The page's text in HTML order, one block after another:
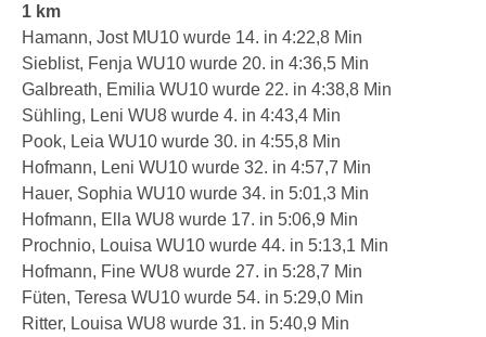
1 km
Hamann, Jost MU10 wurde 14. in 4:22,8 Min
Sieblist, Fenja WU10 wurde 20. in 4:36,5 Min
Galbreath, Emilia WU10 wurde 22. in 4:38,8 Min
Sühling, Leni WU8 wurde 4. in 4:43,4 Min
Pook, Leia WU10 wurde 30. in 4:55,8 Min
Hofmann, Leni WU10 wurde 32. in 4:57,7 Min
Hauer, Sophia WU10 wurde 34. in 5:01,3 Min
Hofmann, Ella WU8 wurde 17. in 5:06,9 Min
Prochnio, Louisa WU10 wurde 44. in 5:13,1 Min
Hofmann, Fine WU8 wurde 27. in 5:28,7 Min
Füten, Teresa WU10 wurde 54. in 5:29,0 Min
Ritter, Louisa WU8 wurde 31. in 5:40,9 Min